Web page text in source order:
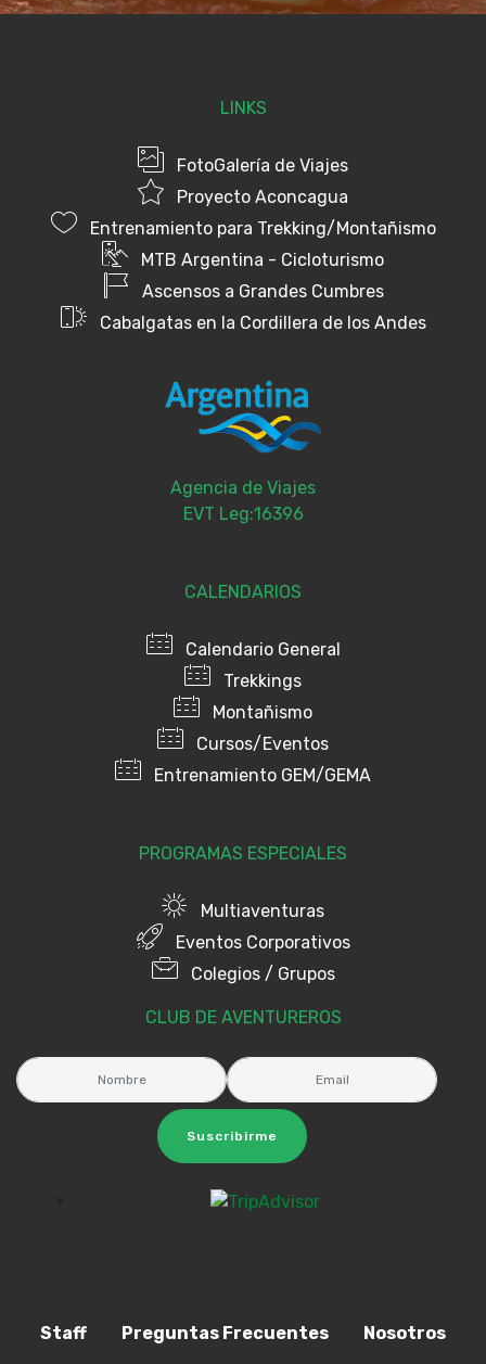
LINKS
FotoGalería de Viajes
Proyecto Aconcagua
Entrenamiento para Trekking/Montañismo
MTB Argentina - Cicloturismo
Ascensos a Grandes Cumbres
Cabalgatas en la Cordillera de los Andes
Agencia de Viajes
EVT Leg:16396
CALENDARIOS
Calendario General
Trekkings
Montañismo
Cursos/Eventos
Entrenamiento GEM/GEMA
PROGRAMAS ESPECIALES
Multiaventuras
Eventos Corporativos
Colegios / Grupos
CLUB DE AVENTUREROS
Suscribirme
Staff Preguntas Frecuentes Nosotros